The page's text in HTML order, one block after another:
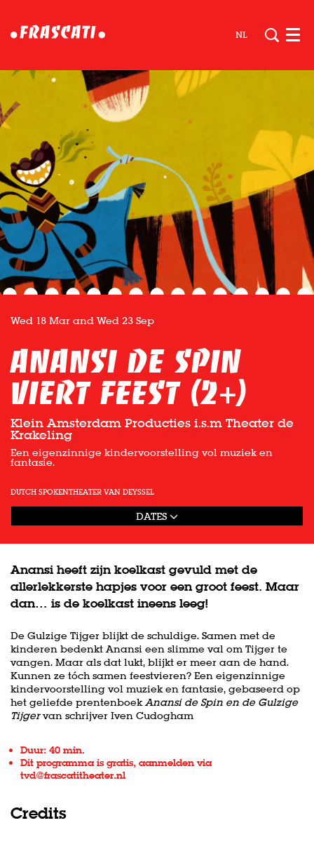
NL
Anansi de Spin
viert feest (2+)
Klein Amsterdam Producties i.s.m Theater de
Krakeling
Wed 18 Mar and Wed 23 Sep
Een eigenzinnige kindervoorstelling vol muziek en
fantasie.
DUTCH SPOKENTHEATER VAN DEYSSEL
DATES
Anansi heeft zijn koelkast gevuld met de
allerlekkerste hapjes voor een groot feest. Maar
dan… is de koelkast ineens leeg!
De Gulzige Tijger blijkt de schuldige. Samen met de
kinderen bedenkt Anansi een slimme val om Tijger te
vangen. Maar als dat lukt, blijkt er meer aan de hand.
Kunnen ze tóch samen feestvieren? Een eigenzinnige
kindervoorstelling vol muziek en fantasie, gebaseerd op
het geliefde prentenboekAnansi de Spin en de Gulzige
Tijgervan schrijver Iven Cudogham
Duur: 40 min.
Dit programma is gratis, aanmelden via
tvd@frascatitheater.nl
Credits